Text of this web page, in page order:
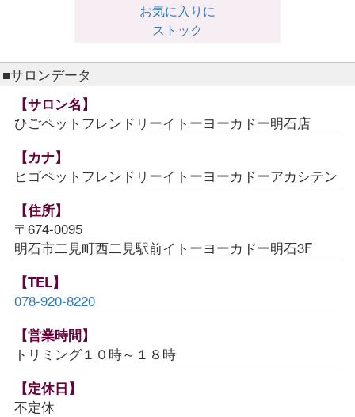
お気に入りに
ストック
■サロンデータ
【サロン名】
ひごペットフレンドリーイトーヨーカドー明石店
【カナ】
ヒゴペットフレンドリーイトーヨーカドーアカシテン
【住所】
〒674-0095
明石市二見町西二見駅前イトーヨーカドー明石3F
【TEL】
078-920-8220
【営業時間】
トリミング１０時～１８時
【定休日】
不定休